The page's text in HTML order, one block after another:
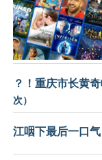
？！重庆市长黄
次）
江咽下最后一口气